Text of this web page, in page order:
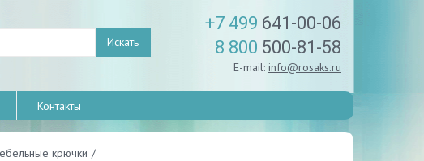
Искать
+7 499 641-00-06
8 800 500-81-58
E-mail: info@rosaks.ru
Контакты
крючки /